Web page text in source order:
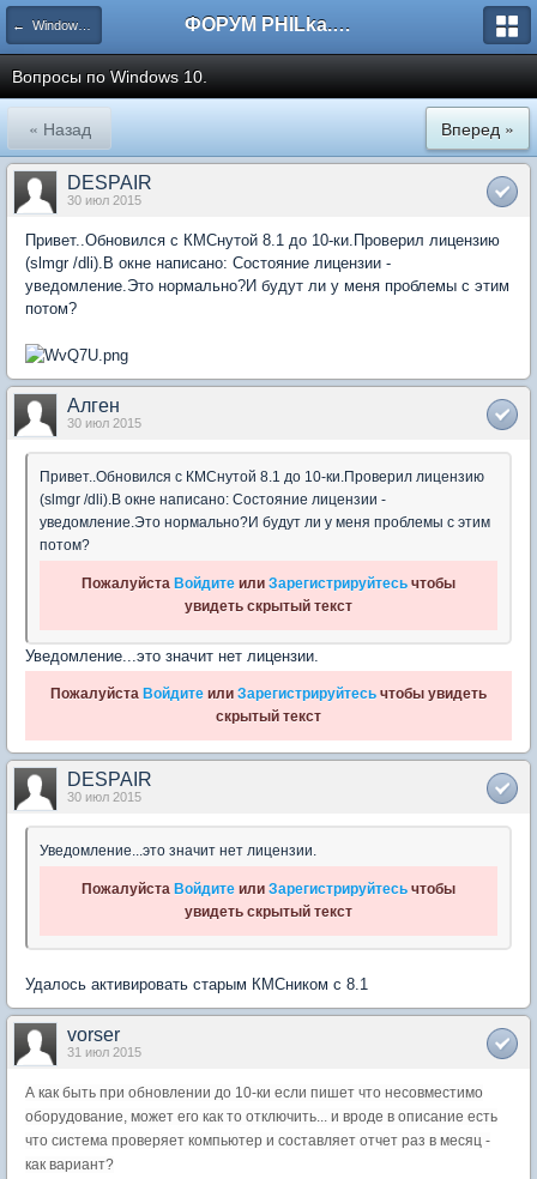
← Windows 10 ФОРУМ PHILka.RU
Вопросы по Windows 10.
« Назад Вперед »
DESPAIR
30 июл 2015
Привет..Обновился с КМСнутой 8.1 до 10-ки.Проверил лицензию
(slmgr /dli).В окне написано: Состояние лицензии -
уведомление.Это нормально?И будут ли у меня проблемы с этим
потом?
Алген
30 июл 2015
Привет..Обновился с КМСнутой 8.1 до 10-ки.Проверил лицензию
(slmgr /dli).В окне написано: Состояние лицензии -
уведомление.Это нормально?И будут ли у меня проблемы с этим
потом?
Пожалуйста Войдите или Зарегистрируйтесь чтобы
увидеть скрытый текст
Уведомление...это значит нет лицензии.
Пожалуйста Войдите или Зарегистрируйтесь чтобы увидеть
скрытый текст
DESPAIR
30 июл 2015
Уведомление...это значит нет лицензии.
Пожалуйста Войдите или Зарегистрируйтесь чтобы
увидеть скрытый текст
Удалось активировать старым КМСником с 8.1
vorser
31 июл 2015
А как быть при обновлении до 10-ки если пишет что несовместимо
оборудование, может его как то отключить... и вроде в описание есть
что система проверяет компьютер и составляет отчет раз в месяц -
как вариант?